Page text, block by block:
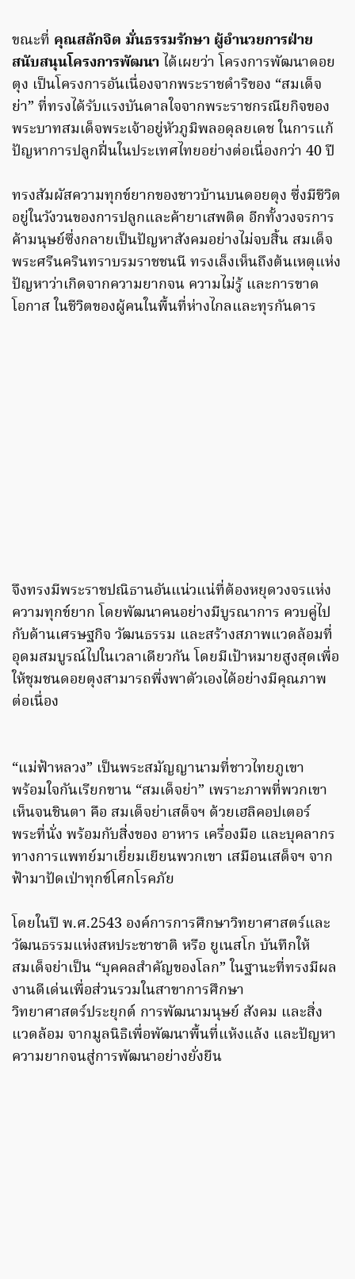
ขณะที่ คุณสลักจิต มั่นธรรมรักษา ผู้อำนวยการฝ่าย
สนับสนุนโครงการพัฒนา ได้เผยว่า โครงการพัฒนาดอย
ตุง เป็นโครงการอันเนื่องจากพระราชดำริของ “สมเด็จ
ย่า” ที่ทรงได้รับแรงบันดาลใจจากพระราชกรณียกิจของ
พระบาทสมเด็จพระเจ้าอยู่หัวภูมิพลอดุลยเดช ในการแก้
ปัญหาการปลูกฝิ่นในประเทศไทยอย่างต่อเนื่องกว่า 40 ปี
ทรงสัมผัสความทุกข์ยากของชาวบ้านบนดอยตุง ซึ่งมีชีวิต
อยู่ในวังวนของการปลูกและค้ายาเสพติด อีกทั้งวงจรการ
ค้ามนุษย์ซึ่งกลายเป็นปัญหาสังคมอย่างไม่จบสิ้น สมเด็จ
พระศรีนครินทราบรมราชชนนี ทรงเล็งเห็นถึงต้นเหตุแห่ง
ปัญหาว่าเกิดจากความยากจน ความไม่รู้ และการขาด
โอกาส ในชีวิตของผู้คนในพื้นที่ห่างไกลและทุรกันดาร
จึงทรงมีพระราชปณิธานอันแน่วแน่ที่ต้องหยุดวงจรแห่ง
ความทุกข์ยาก โดยพัฒนาคนอย่างมีบูรณาการ ควบคู่ไป
กับด้านเศรษฐกิจ วัฒนธรรม และสร้างสภาพแวดล้อมที่
อุดมสมบูรณ์ไปในเวลาเดียวกัน โดยมีเป้าหมายสูงสุดเพื่อ
ให้ชุมชนดอยตุงสามารถพึ่งพาตัวเองได้อย่างมีคุณภาพ
ต่อเนื่อง
“แม่ฟ้าหลวง” เป็นพระสมัญญานามที่ชาวไทยภูเขา
พร้อมใจกันเรียกขาน “สมเด็จย่า” เพราะภาพที่พวกเขา
เห็นจนชินตา คือ สมเด็จย่าเสด็จฯ ด้วยเฮลิคอปเตอร์
พระที่นั่ง พร้อมกับสิ่งของ อาหาร เครื่องมือ และบุคลากร
ทางการแพทย์มาเยี่ยมเยียนพวกเขา เสมือนเสด็จฯ จาก
ฟ้ามาปัดเป่าทุกข์โศกโรคภัย
โดยในปี พ.ศ.2543 องค์การการศึกษาวิทยาศาสตร์และ
วัฒนธรรมแห่งสหประชาชาติ หรือ ยูเนสโก บันทึกให้
สมเด็จย่าเป็น “บุคคลสำคัญของโลก” ในฐานะที่ทรงมีผล
งานดีเด่นเพื่อส่วนรวมในสาขาการศึกษา
วิทยาศาสตร์ประยุกต์ การพัฒนามนุษย์ สังคม และสิ่ง
แวดล้อม จากมูลนิธิเพื่อพัฒนาพื้นที่แห้งแล้ง และปัญหา
ความยากจนสู่การพัฒนาอย่างยั่งยืน